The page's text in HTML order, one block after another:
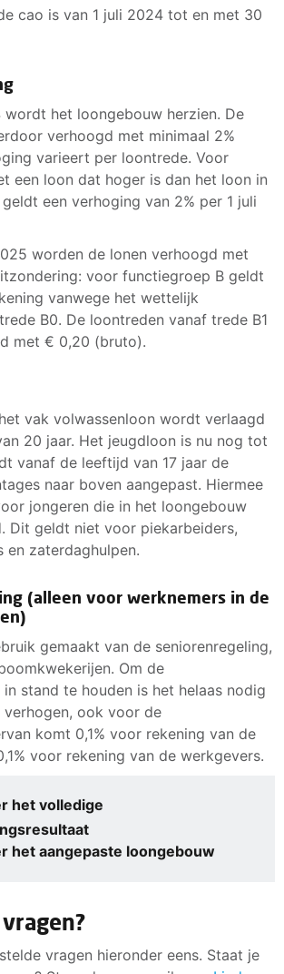
cao is van 1 juli 2024 tot en met 30
wordt het loongebouw herzien. De
verhoogd met minimaal 2%
varieert per loontrede. Voor
een loon dat hoger is dan het loon in
een verhoging van 2% per 1 juli
worden de lonen verhoogd met
voor functiegroep B geldt
vanwege het wettelijk
B0. De loontreden vanaf trede B1
met € 0,20 (bruto).
vak volwassenloon wordt verlaagd
20 jaar. Het jeugdloon is nu nog tot
vanaf de leeftijd van 17 jaar de
naar boven aangepast. Hiermee
jongeren die in het loongebouw
Dit geldt niet voor piekarbeiders,
en zaterdaghulpen.
(alleen voor werknemers in de
gemaakt van de seniorenregeling,
Om de
stand te houden is het helaas nodig
ook voor de
komt 0,1% voor rekening van de
voor rekening van de werkgevers.
het volledige
het aangepaste loongebouw
vragen hieronder eens. Staat je